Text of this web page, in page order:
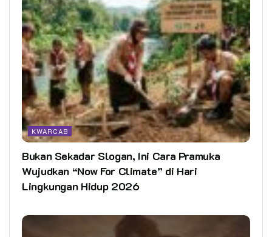
KWARCAB
Bukan Sekadar Slogan, Ini Cara Pramuka
Wujudkan “Now For Climate” di Hari
Lingkungan Hidup 2026